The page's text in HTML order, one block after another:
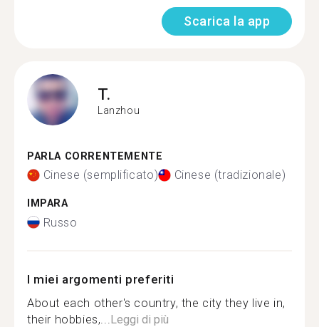
Scarica la app
T.
Lanzhou
PARLA CORRENTEMENTE
Cinese (semplificato) Cinese (tradizionale)
IMPARA
Russo
I miei argomenti preferiti
About each other's country, the city they live in,
their hobbies,... Leggi di più